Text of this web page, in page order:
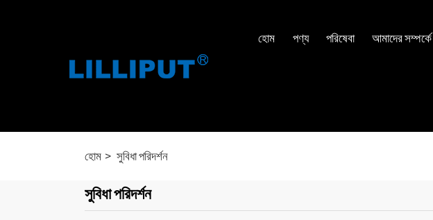
হোম পণ্য পরিষেবা আমাদের সম্পর্কে
হোম সুবিধা পরিদর্শন
সুবিধা পরিদর্শন